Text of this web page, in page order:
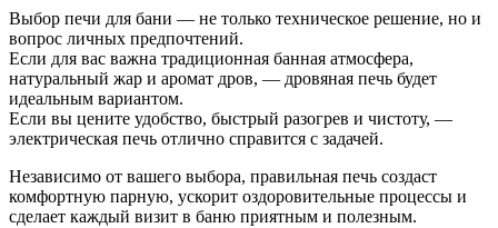
Выбор печи для бани — не только техническое решение, но и
вопрос личных предпочтений.
Если для вас важна традиционная банная атмосфера,
натуральный жар и аромат дров, — дровяная печь будет
идеальным вариантом.
Если вы цените удобство, быстрый разогрев и чистоту, —
электрическая печь отлично справится с задачей.
Независимо от вашего выбора, правильная печь создаст
комфортную парную, ускорит оздоровительные процессы и
сделает каждый визит в баню приятным и полезным.